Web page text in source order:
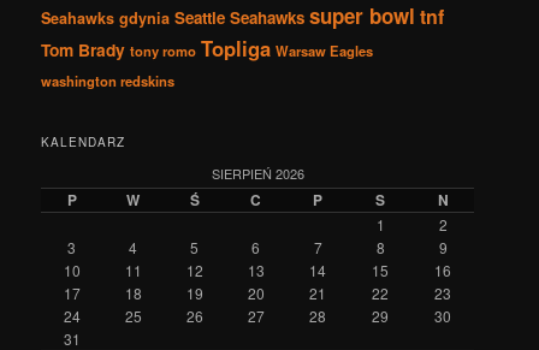
Seahawks gdynia Seattle Seahawks super bowl tnf
Tom Brady tony romo Topliga Warsaw Eagles
washington redskins
KALENDARZ
SIERPIEŃ 2026
P W Ś C P S N
1
2
3
4 5 6 7 8
9
10
11 12 13 14 15
16
17
18 19 20 21 22
23
24
25 26 27 28 29
30
31